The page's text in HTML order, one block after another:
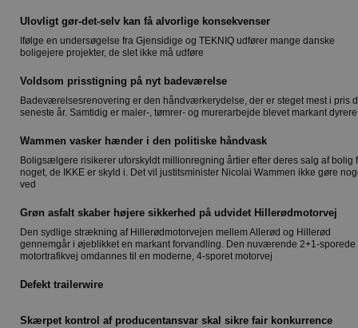
Ulovligt gør-det-selv kan få alvorlige konsekvenser
Ifølge en undersøgelse fra Gjensidige og TEKNIQ udfører mange danske
boligejere projekter, de slet ikke må udføre
Voldsom prisstigning på nyt badeværelse
Badeværelsesrenovering er den håndværkerydelse, der er steget mest i pris
seneste år. Samtidig er maler-, tømrer- og murerarbejde blevet markant dyrere
Wammen vasker hænder i den politiske håndvask
Boligsælgere risikerer uforskyldt millionregning årtier efter deres salg af bolig
noget, de IKKE er skyld i. Det vil justitsminister Nicolai Wammen ikke gøre
ved
Grøn asfalt skaber højere sikkerhed på udvidet Hillerødmotorvej
Den sydlige strækning af Hillerødmotorvejen mellem Allerød og Hillerød
gennemgår i øjeblikket en markant forvandling. Den nuværende 2+1-sporede
motortrafikvej omdannes til en moderne, 4-sporet motorvej
Defekt trailerwire
Skærpet kontrol af producentansvar skal sikre fair konkurrence